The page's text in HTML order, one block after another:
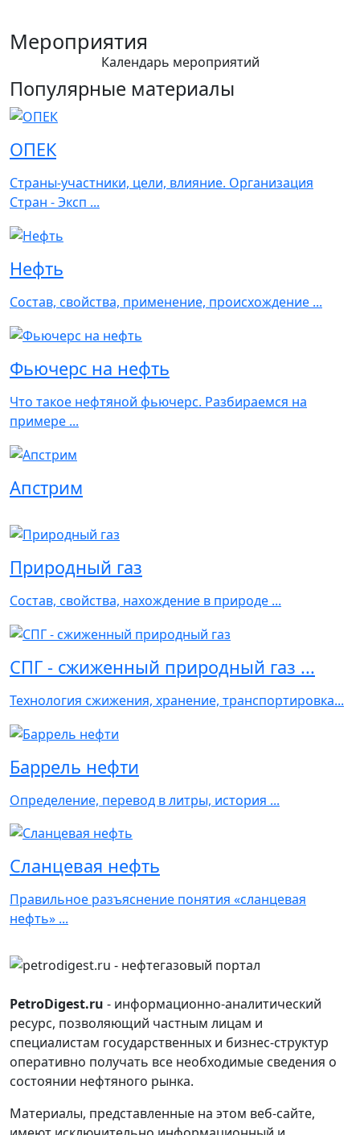
Мероприятия
Календарь мероприятий
Популярные материалы
ОПЕК
Страны-участники, цели, влияние. Организация
Стран - Эксп ...
Нефть
Состав, свойства, применение, происхождение ...
Фьючерс на нефть
Что такое нефтяной фьючерс. Разбираемся на
примере ...
Апстрим
Природный газ
Состав, свойства, нахождение в природе ...
СПГ - сжиженный природный газ ...
Технология сжижения, хранение, транспортировка...
Баррель нефти
Определение, перевод в литры, история ...
Сланцевая нефть
Правильное разъяснение понятия «сланцевая
нефть» ...
PetroDigest.ru - информационно-аналитический
ресурс, позволяющий частным лицам и
специалистам государственных и бизнес-структур
оперативно получать все необходимые сведения о
состоянии нефтяного рынка.
Материалы, представленные на этом веб-сайте,